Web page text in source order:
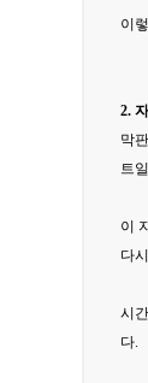
이
2.
막
트
이
다
시
다.